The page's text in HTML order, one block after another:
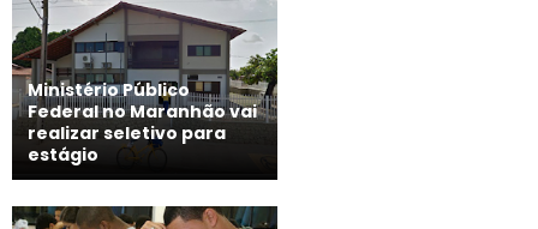
Ministério Público
Federal no Maranhão vai
realizar seletivo para
estágio